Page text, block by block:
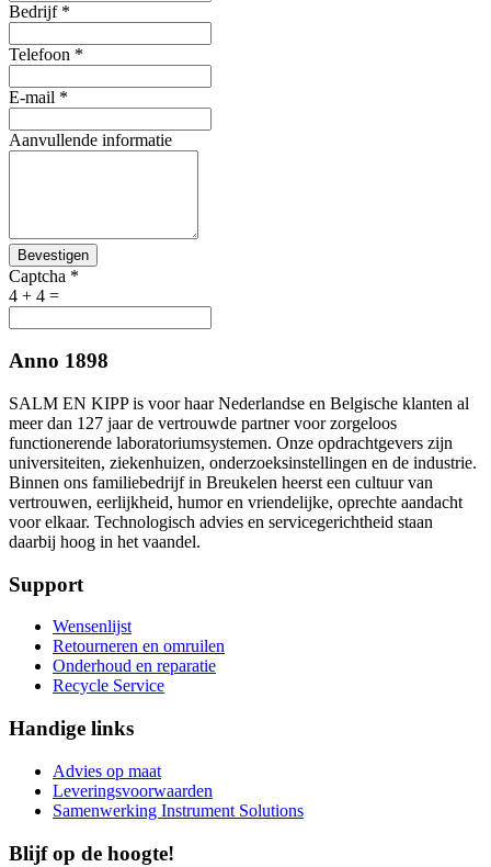
Bedrijf *
Telefoon *
E-mail *
Aanvullende informatie
Bevestigen
Captcha *
4 + 4 =
Anno 1898
SALM EN KIPP is voor haar Nederlandse en Belgische klanten al
meer dan 127 jaar de vertrouwde partner voor zorgeloos
functionerende laboratoriumsystemen. Onze opdrachtgevers zijn
universiteiten, ziekenhuizen, onderzoeksinstellingen en de industrie.
Binnen ons familiebedrijf in Breukelen heerst een cultuur van
vertrouwen, eerlijkheid, humor en vriendelijke, oprechte aandacht
voor elkaar. Technologisch advies en servicegerichtheid staan
daarbij hoog in het vaandel.
Support
Wensenlijst
Retourneren en omruilen
Onderhoud en reparatie
Recycle Service
Handige links
Advies op maat
Leveringsvoorwaarden
Samenwerking Instrument Solutions
Blijf op de hoogte!